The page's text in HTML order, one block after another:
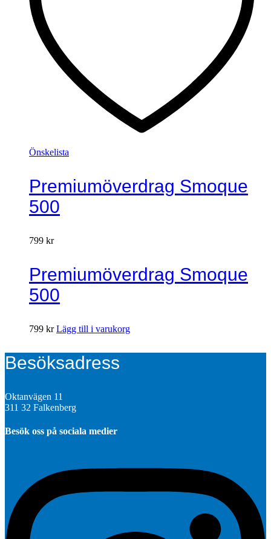
Önskelista
Premiumöverdrag Smoque
500
799 kr
Premiumöverdrag Smoque
500
799 kr Lägg till i varukorg
Besöksadress
Oktanvägen 11
311 32 Falkenberg
Besök oss på sociala medier